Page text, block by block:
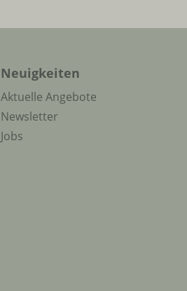
Neuigkeiten
Aktuelle Angebote
Newsletter
Jobs